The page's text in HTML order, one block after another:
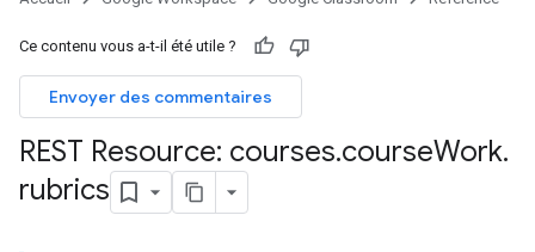
Ce contenu vous a-t-il été utile ?
Envoyer des commentaires
REST Resource: courses.courseWork.
rubrics